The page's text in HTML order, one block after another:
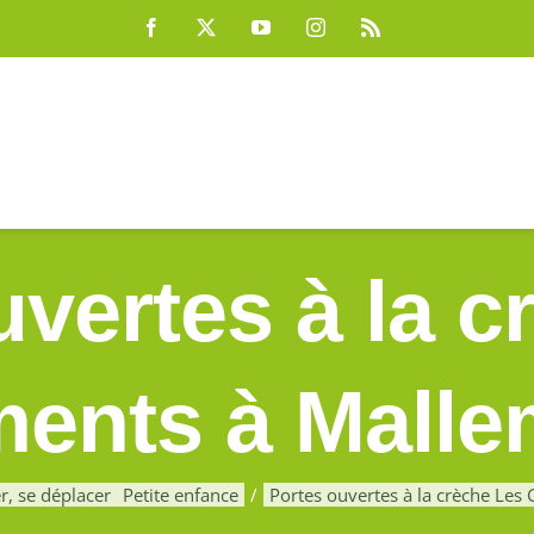
Facebook YouTubeInstagram
à la
à
se déplacer Petite enfance Portes ouvertes à la crèche Les